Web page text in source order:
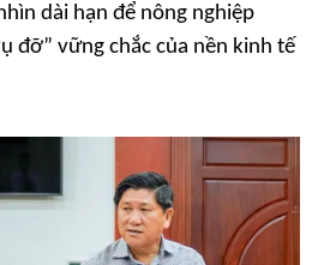
dài hạn để nông nghiệp
đỡ” vững chắc của nền kinh tế